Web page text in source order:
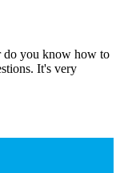
do you know how to
It's very